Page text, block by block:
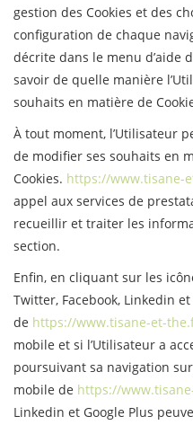
gestion des Cookies et des
configuration de chaque
décrite dans le menu d’aide
savoir de quelle manière
souhaits en matière de
À tout moment, l’Utilisateur
de modifier ses souhaits en
Cookies. https://www.tisane-
appel aux services de
recueillir et traiter les
section.
Enfin, en cliquant sur les
Twitter, Facebook, Linkedin
de https://www.tisane-et-
mobile et si l’Utilisateur a
poursuivant sa navigation
mobile de https://
Linkedin et Google Plus